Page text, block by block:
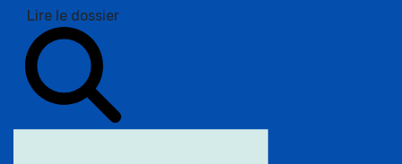
Lire le dossier